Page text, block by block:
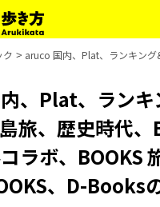
ク aruco 国内、Plat、ランキング
、Plat、ランキ
旅、歴史時代、
ラボ、BOOKS
、D-Books